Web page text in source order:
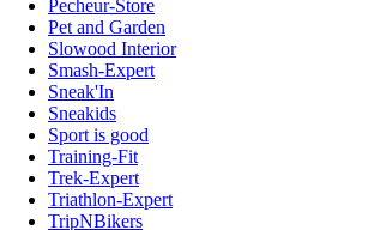
Pecheur-Store
Pet and Garden
Slowood Interior
Smash-Expert
Sneak'In
Sneakids
Sport is good
Training-Fit
Trek-Expert
Triathlon-Expert
TripNBikers